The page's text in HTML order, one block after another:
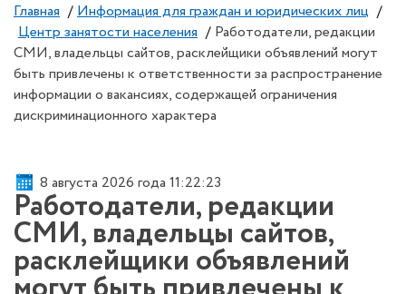
Главная / Информация для граждан и юридических лиц /
Центр занятости населения / Работодатели, редакции
СМИ, владельцы сайтов, расклейщики объявлений могут
быть привлечены к ответственности за распространение
информации о вакансиях, содержащей ограничения
дискриминационного характера
8 августа 2026 года 11:22:24
Работодатели, редакции
СМИ, владельцы сайтов,
расклейщики объявлений